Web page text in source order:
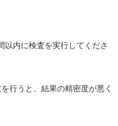
以内に検査を実行してくださ
行うと、結果の精密度が悪く